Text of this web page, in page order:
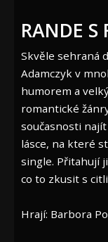
RANDE S
Skvěle sehraná
Adamczyk v
humorem a
romantické
současnosti
lásce, na které
single. Přitahují
co to zkusit s
Hrají: Barbora